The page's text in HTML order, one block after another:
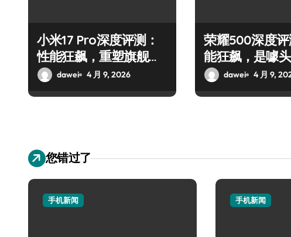
小米17 Pro深度评测：
性能狂飙，重塑旗舰新
标杆dawei 4 月 9, 2026
荣耀500深度
能狂飙，是噱
材实料？
dawei 4 月 9,
您错过了
手机新闻 手机新闻